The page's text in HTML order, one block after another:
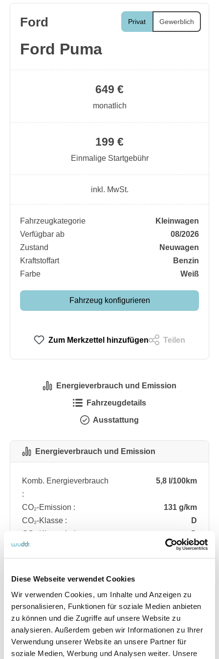
Diese Webseite verwendet Cookies
Wir verwenden Cookies, um Inhalte und Anzeigen zu
personalisieren, Funktionen für soziale Medien anbieten
zu können und die Zugriffe auf unsere Website zu
analysieren. Außerdem geben wir Informationen zu Ihrer
Verwendung unserer Website an unsere Partner für
soziale Medien, Werbung und Analysen weiter. Unsere
Privat Gewerblich
Ford
Ford Puma
199 €
Einmalige Startgebühr
649 €
monatlich
inkl. MwSt.
Fahrzeugkategorie
Kleinwagen
Verfügbar ab
08/2026
Zustand
Neuwagen
Kraftstoffart
Benzin
Farbe
Weiß
Fahrzeug konfigurieren
Zum Merkzettel hinzufügen Teilen
Energieverbrauch und Emission
Fahrzeugdetails
Ausstattung
Energieverbrauch und Emission
Komb. Energieverbrauch
:
5,8 l/100km
CO₂-Emission :
131 g/km
CO₂-Klasse :
D
CO₂-Klasse bei
entladener Batterie :
D
Fahrzeugdetails
Angebotsnummer
ABO74.558
Ausstattungslinie
ST Line
Verfügbar ab